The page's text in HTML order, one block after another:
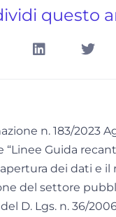
questo
n. 183/2023
“Linee Guida
dei dati e il
del settore
D. Lgs. n. 36/